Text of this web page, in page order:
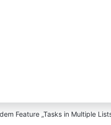
Feature „Tasks in Multiple